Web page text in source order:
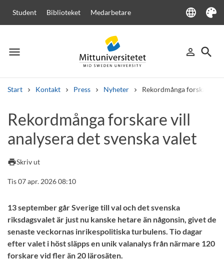
Student Biblioteket Medarbetare language
Language
Tema
menu
Meny person_outline
Logga in
search
Sök
Start Kontakt Press Nyheter Rekordmånga forskare
Andra söktjänster
Kurser och program KursplanerVälkomstbrevPersonal
Lediga jobb
Rekordmånga forskare vill
analysera det svenska valet
printSkriv ut
Tis 07 apr. 2026 08:10
13 september går Sverige till val och det svenska
riksdagsvalet är just nu kanske hetare än någonsin, givet de
senaste veckornas inrikespolitiska turbulens. Tio dagar
efter valet i höst släpps en unik valanalys från närmare 120
forskare vid fler än 20 lärosäten.